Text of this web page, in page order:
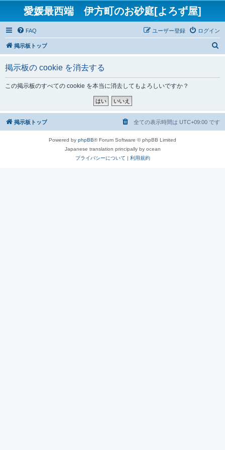
愛媛最西端 伊方町のお砂庭[よろず屋]
FAQ ログイン
ユーザー登録
掲示板トップ
掲示板の cookie を消去する
この掲示板のすべての cookie を本当に消去してもよろしいですか？
掲示板トップ 全ての表示時間は UTC+09:00 です
Powered by phpBB® Forum Software © phpBB Limited
Japanese translation principally by ocean
プライバシーについて | 利用規約